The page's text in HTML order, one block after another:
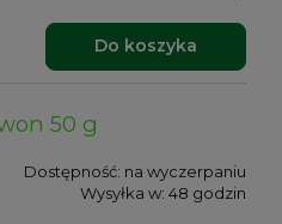
Do koszyka
50 g
Dostępność: na wyczerpaniu
Wysyłka w: 48 godzin